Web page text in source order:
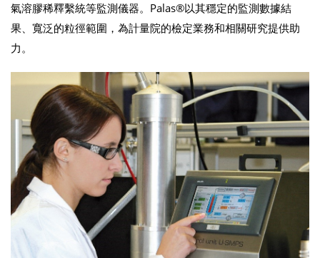
氣溶膠稀釋繫統等監測儀器。Palas®以其穩定的監測數據結
果、寬泛的粒徑範圍，為計量院的檢定業務和相關研究提供助
力。